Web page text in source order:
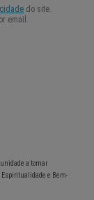
a tomar
e Bem-